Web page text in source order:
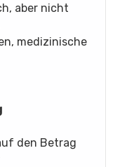
aber nicht
medizinische
den Betrag